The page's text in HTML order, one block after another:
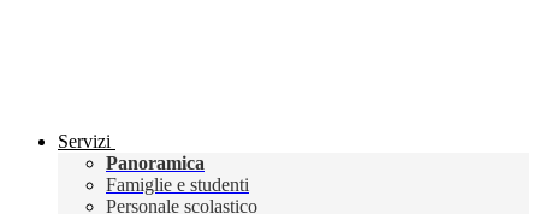
Servizi
Panoramica
Famiglie e studenti
Personale scolastico